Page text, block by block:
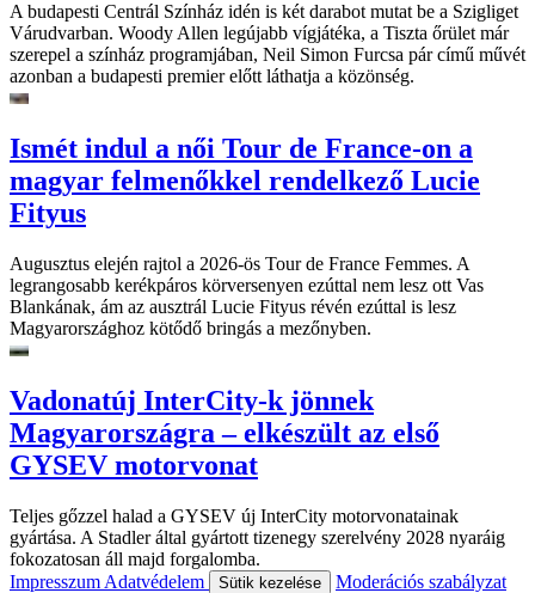
A budapesti Centrál Színház idén is két darabot mutat be a Szigliget
Várudvarban. Woody Allen legújabb vígjátéka, a Tiszta őrület már
szerepel a színház programjában, Neil Simon Furcsa pár című művét
azonban a budapesti premier előtt láthatja a közönség.
Ismét indul a női Tour de France-on a
magyar felmenőkkel rendelkező Lucie
Fityus
Augusztus elején rajtol a 2026-ös Tour de France Femmes. A
legrangosabb kerékpáros körversenyen ezúttal nem lesz ott Vas
Blankának, ám az ausztrál Lucie Fityus révén ezúttal is lesz
Magyarországhoz kötődő bringás a mezőnyben.
Vadonatúj InterCity-k jönnek
Magyarországra – elkészült az első
GYSEV motorvonat
Teljes gőzzel halad a GYSEV új InterCity motorvonatainak
gyártása. A Stadler által gyártott tizenegy szerelvény 2028 nyaráig
fokozatosan áll majd forgalomba.
Impresszum Adatvédelem Sütik kezelése
Moderációs szabályzat